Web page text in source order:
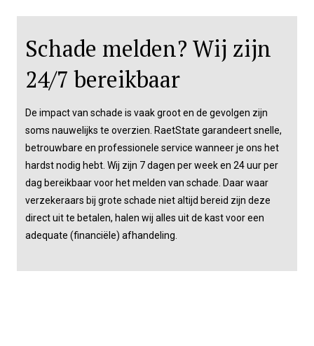
Schade melden? Wij zijn
24/7 bereikbaar
De impact van schade is vaak groot en de gevolgen zijn
soms nauwelijks te overzien. RaetState garandeert snelle,
betrouwbare en professionele service wanneer je ons het
hardst nodig hebt. Wij zijn 7 dagen per week en 24 uur per
dag bereikbaar voor het melden van schade. Daar waar
verzekeraars bij grote schade niet altijd bereid zijn deze
direct uit te betalen, halen wij alles uit de kast voor een
adequate (financiële) afhandeling.